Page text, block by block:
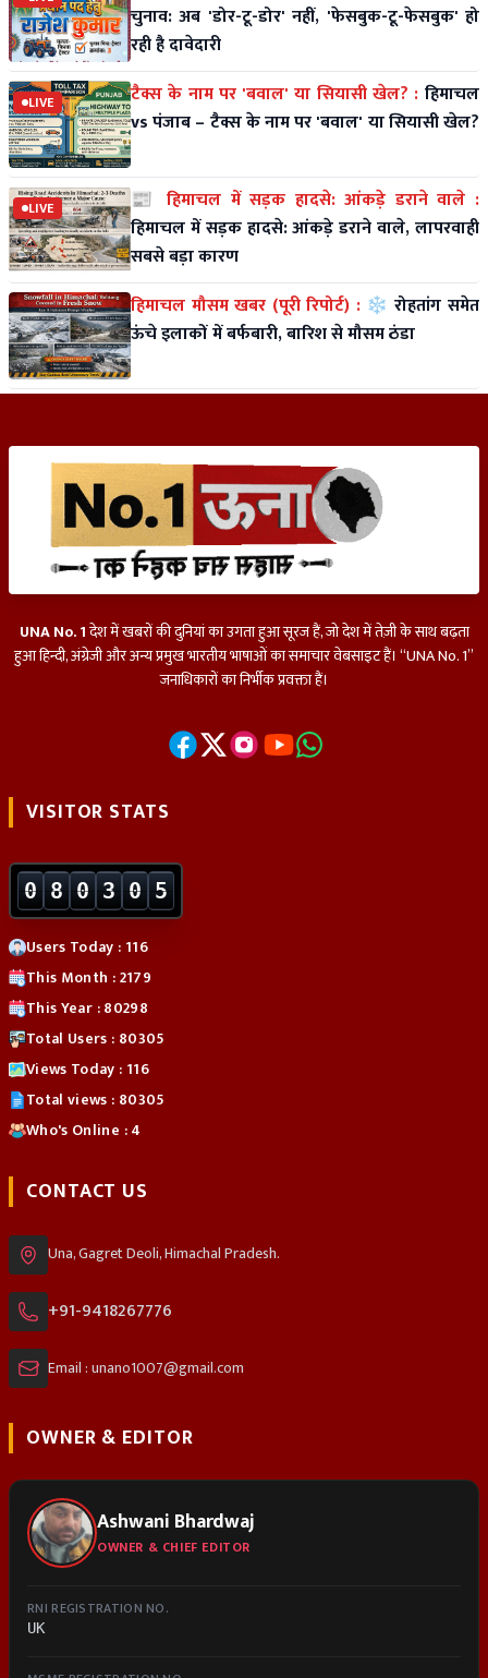
चुनाव: अब 'डोर-टू-डोर' नहीं, 'फेसबुक-टू-फेसबुक' हो
रही है दावेदारी
LIVE टैक्स के नाम पर 'बवाल' या सियासी खेल? : हिमाचल
vs पंजाब – टैक्स के नाम पर 'बवाल' या सियासी खेल?
LIVE
📰 हिमाचल में सड़क हादसे: आंकड़े डराने वाले :
हिमाचल में सड़क हादसे: आंकड़े डराने वाले, लापरवाही
सबसे बड़ा कारण
हिमाचल मौसम खबर (पूरी रिपोर्ट) : ❄️ रोहतांग समेत
ऊंचे इलाकों में बर्फबारी, बारिश से मौसम ठंडा
UNA No. 1देश में खबरों की दुनियां का उगता हुआ सूरज हैं, जो देश में तेज़ी के साथ बढ़ता
हुआ हिन्दी, अंग्रेजी और अन्य प्रमुख भारतीय भाषाओं का समाचार वेबसाइट हैं। “UNA No. 1”
जनाधिकारों का निर्भीक प्रवक्ता हैं।
VISITOR STATS
0 8 0 3 0 5
Users Today : 116
This Month : 2179
This Year : 80298
Total Users : 80305
Views Today : 116
Total views : 80305
Who's Online : 4
CONTACT US
Una, Gagret Deoli, Himachal Pradesh.
+91-9418267776
Email : unano1007@gmail.com
OWNER & EDITOR
Ashwani Bhardwaj
OWNER & CHIEF EDITOR
RNI REGISTRATION NO.
UK